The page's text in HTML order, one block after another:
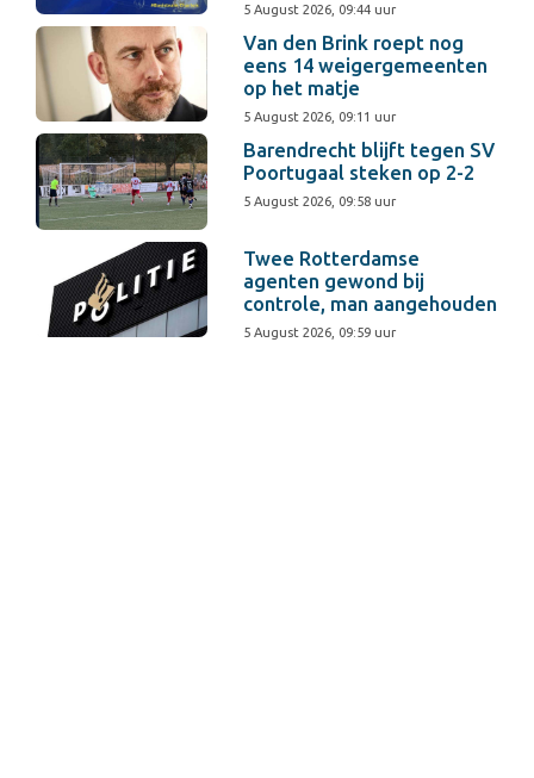
5 August 2026, 09:44 uur
Van den Brink roept nog
eens 14 weigergemeenten
op het matje
5 August 2026, 09:11 uur
Barendrecht blijft tegen SV
Poortugaal steken op 2-2
5 August 2026, 09:58 uur
Twee Rotterdamse
agenten gewond bij
controle, man aangehouden
5 August 2026, 09:59 uur